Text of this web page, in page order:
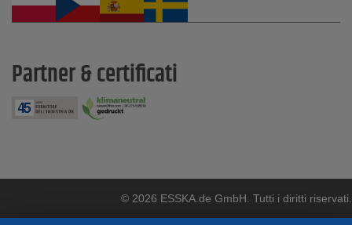
Partner & certificati
© 2026 ESSKA.de GmbH. Tutti i diritti riservati.